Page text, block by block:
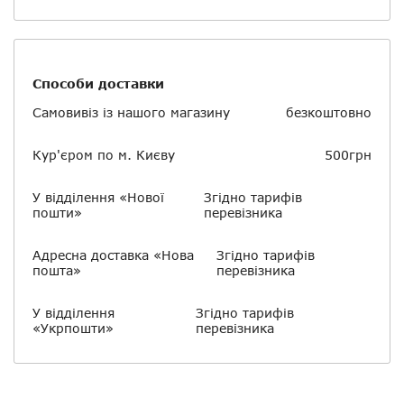
Способи доставки
Самовивіз із нашого магазину
безкоштовно
Кур'єром по м. Києву 500грн
У відділення «Нової
пошти»
Згідно тарифів
перевізника
Адресна доставка «Нова
пошта»
Згідно тарифів
перевізника
У відділення
«Укрпошти»
Згідно тарифів
перевізника